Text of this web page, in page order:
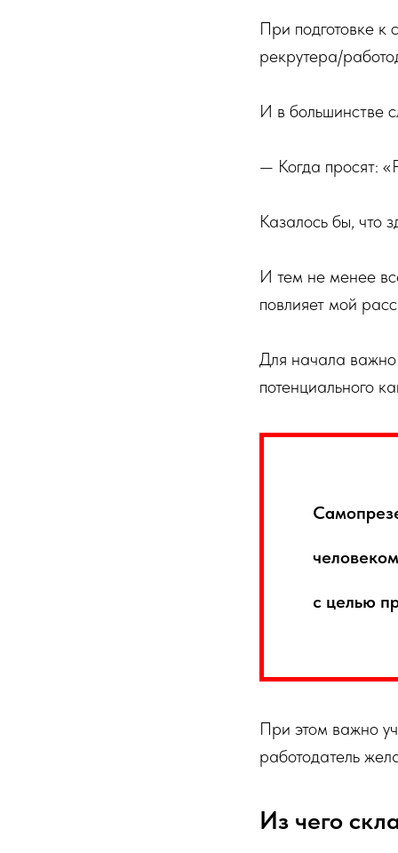
При подготовке к
рекрутера/
И в большинстве
— Когда просят:
Казалось бы, что
И тем не менее
повлияет мой
Для начала важно
потенциального
с целью
При этом важно
работодатель
Из чего